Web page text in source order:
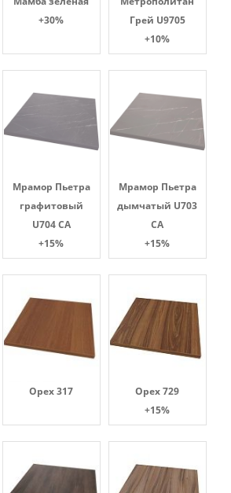
+30%
Грей U9705
+10%
Мрамор Пьетра
графитовый
U704 CA
+15%
Мрамор Пьетра
дымчатый U703
CA
+15%
Орех 317
Орех 729
+15%